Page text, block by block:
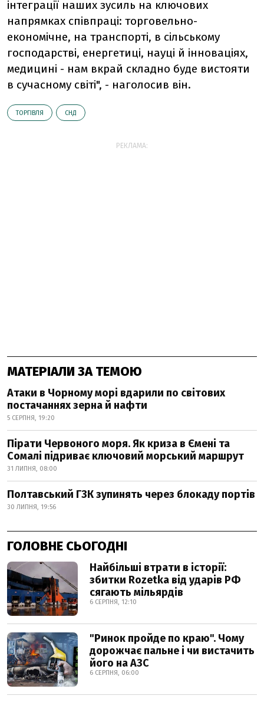
інтеграції наших зусиль на ключових
напрямках співпраці: торговельно-
економічне, на транспорті, в сільському
господарстві, енергетиці, науці й інноваціях,
медицині - нам вкрай складно буде вистояти
в сучасному світі", - наголосив він.
ТОРГІВЛЯ СНД
РЕКЛАМА:
МАТЕРІАЛИ ЗА ТЕМОЮ
Атаки в Чорному морі вдарили по світових
постачаннях зерна й нафти
5 СЕРПНЯ, 19:20
Пірати Червоного моря. Як криза в Ємені та
Сомалі підриває ключовий морський маршрут
31 ЛИПНЯ, 08:00
Полтавський ГЗК зупинять через блокаду портів
30 ЛИПНЯ, 19:56
ГОЛОВНЕ СЬОГОДНІ
Найбільші втрати в історії:
збитки Rozetka від ударів РФ
сягають мільярдів
6 СЕРПНЯ, 12:10
"Ринок пройде по краю". Чому
дорожчає пальне і чи вистачить
його на АЗС
6 СЕРПНЯ, 06:00